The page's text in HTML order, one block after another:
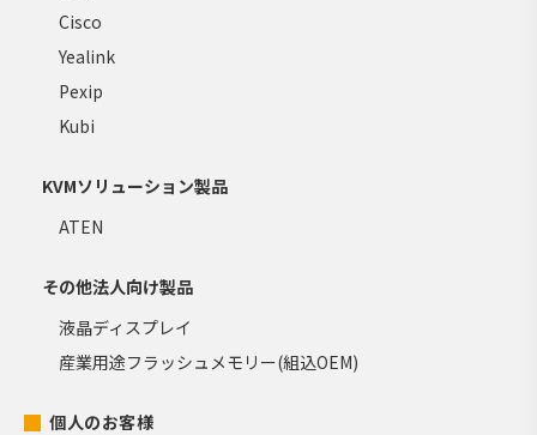
Cisco
Yealink
Pexip
Kubi
KVMソリューション製品
ATEN
その他法人向け製品
液晶ディスプレイ
産業用途フラッシュメモリー(組込OEM)
個人のお客様